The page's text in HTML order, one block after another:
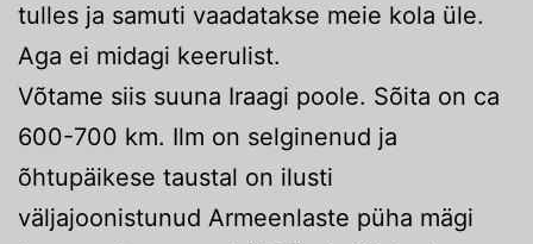
tulles ja samuti vaadatakse meie kola üle.
Aga ei midagi keerulist.
Võtame siis suuna Iraagi poole. Sõita on ca
600-700 km. Ilm on selginenud ja
õhtupäikese taustal on ilusti
väljajoonistunud Armeenlaste püha mägi